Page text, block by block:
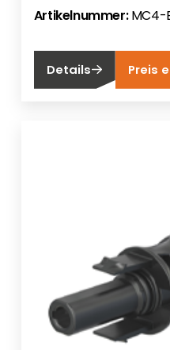
Artikelnummer:MC4-
Details Preis